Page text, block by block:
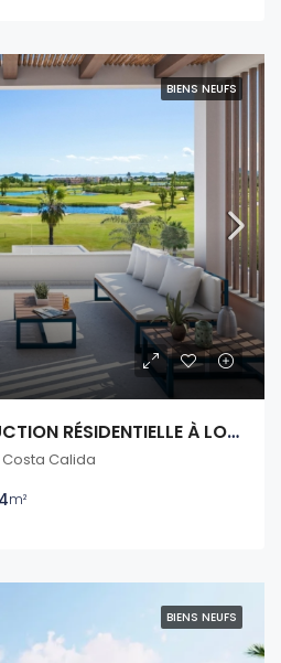
BIENS NEUFS
NOUVELLE CONSTRUCTION RÉSIDENTIELLE À LOS ALCAZARES
Calida
m²
BIENS NEUFS